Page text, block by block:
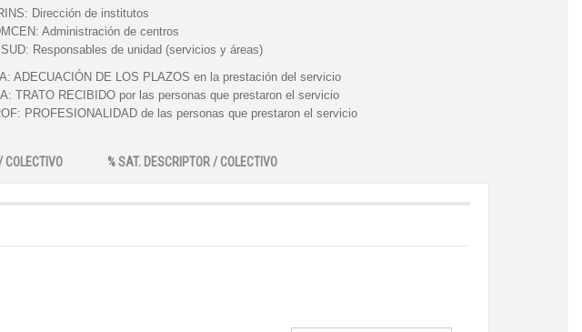
Dirección de institutos
Administración de centros
Responsables de unidad (servicios y áreas)
ADECUACIÓN DE LOS PLAZOS en la prestación del servicio
TRATO RECIBIDO por las personas que prestaron el servicio
PROFESIONALIDAD de las personas que prestaron el servicio
COLECTIVO % SAT. DESCRIPTOR / COLECTIVO